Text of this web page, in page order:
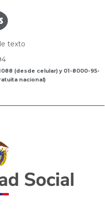
texto
(desde celular) y 01-8000-95-
nacional)